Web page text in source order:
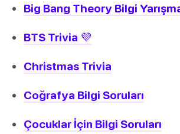
Big Bang Theory Bilgi
BTS Trivia 💜
Christmas Trivia
Coğrafya Bilgi Soruları
Çocuklar İçin Bilgi Soruları